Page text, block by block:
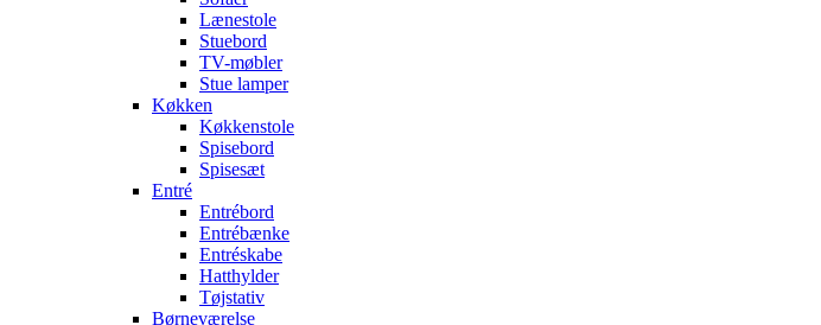
Lænestole
Stuebord
TV-møbler
Stue lamper
Køkken
Køkkenstole
Spisebord
Spisesæt
Entré
Entrébord
Entrébænke
Entréskabe
Hatthylder
Tøjstativ
Børneværelse